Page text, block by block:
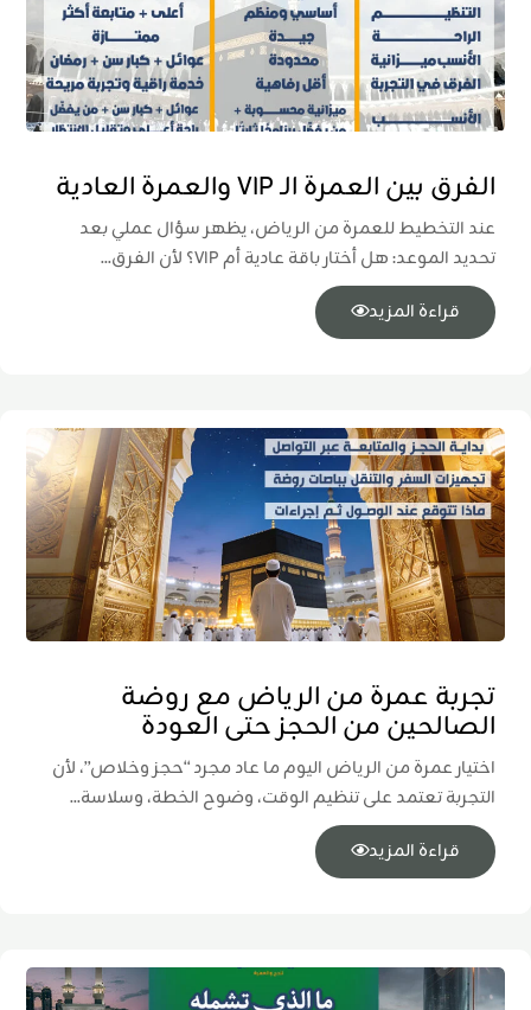
الفرق بين العمرة الـ VIP والعمرة العادية
عند التخطيط للعمرة من الرياض، يظهر سؤال عملي بعد
تحديد الموعد: هل أختار باقة عادية أم VIP؟ لأن الفرق...
قراءة المزيد
تجربة عمرة من الرياض مع روضة
الصالحين من الحجز حتى العودة
اختيار عمرة من الرياض اليوم ما عاد مجرد “حجز وخلاص”، لأن
التجربة تعتمد على تنظيم الوقت، وضوح الخطة، وسلاسة...
قراءة المزيد